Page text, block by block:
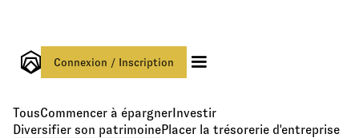
Connexion / Inscription
TousCommencer à épargner Investir
Diversifier son patrimoinePlacer la trésorerie d'entreprise